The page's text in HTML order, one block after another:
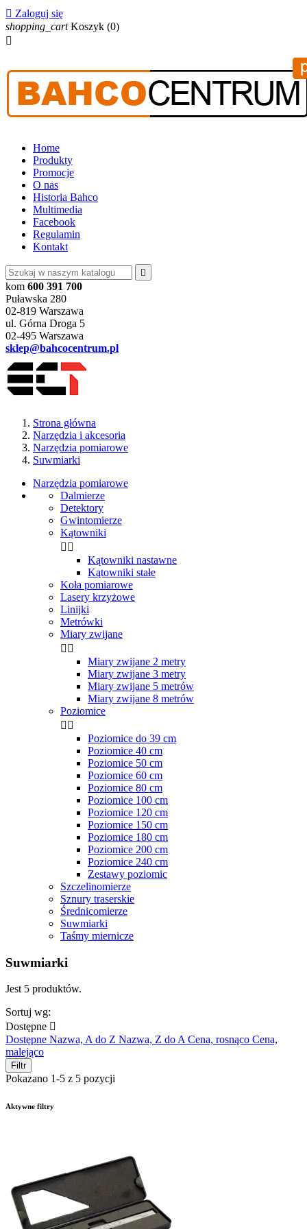
 Zaloguj się
shopping_cart Koszyk (0)

Home
Produkty
Promocje
O nas
Historia Bahco
Multimedia
Facebook
Regulamin
Kontakt

kom 600 391 700
Puławska 280
02-819 Warszawa
ul. Górna Droga 5
02-495 Warszawa
sklep@bahcocentrum.pl
Strona główna
Narzędzia i akcesoria
Narzędzia pomiarowe
Suwmiarki
Narzędzia pomiarowe
Dalmierze
Detektory
Gwintomierze
Kątowniki
 
Kątowniki nastawne
Kątowniki stałe
Koła pomiarowe
Lasery krzyżowe
Linijki
Metrówki
Miary zwijane
 
Miary zwijane 2 metry
Miary zwijane 3 metry
Miary zwijane 5 metrów
Miary zwijane 8 metrów
Poziomice
 
Poziomice do 39 cm
Poziomice 40 cm
Poziomice 50 cm
Poziomice 60 cm
Poziomice 80 cm
Poziomice 100 cm
Poziomice 120 cm
Poziomice 150 cm
Poziomice 180 cm
Poziomice 200 cm
Poziomice 240 cm
Zestawy poziomic
Szczelinomierze
Sznury traserskie
Średnicomierze
Suwmiarki
Taśmy miernicze
Suwmiarki
Jest 5 produktów.
Sortuj wg:
Dostępne 
Dostępne Nazwa, A do Z Nazwa, Z do ACena, rosnąco Cena,
malejąco
Filtr
Pokazano 1-5 z 5 pozycji
Aktywne filtry